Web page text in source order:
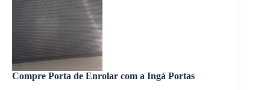
Compre Porta de Enrolar com a Ingá Portas